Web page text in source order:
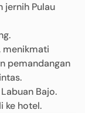
jernih Pulau
menikmati
pemandangan
Bajo.
ke hotel.